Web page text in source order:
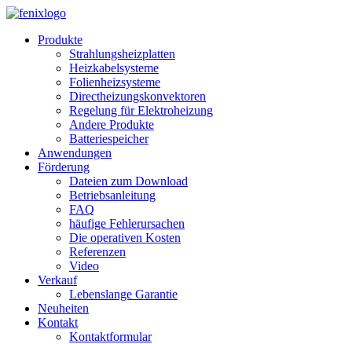
Skip to main content
Produkte
Strahlungsheizplatten
Heizkabelsysteme
Folienheizsysteme
Directheizungskonvektoren
Regelung für Elektroheizung
Andere Produkte
Batteriespeicher
Anwendungen
Förderung
Dateien zum Download
Betriebsanleitung
FAQ
häufige Fehlerursachen
Die operativen Kosten
Referenzen
Video
Verkauf
Lebenslange Garantie
Neuheiten
Kontakt
Kontaktformular